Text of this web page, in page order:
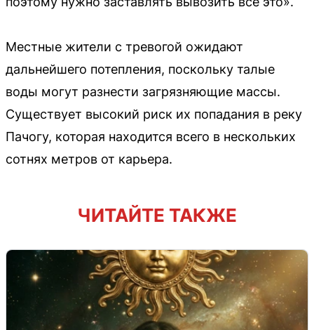
Местные жители с тревогой ожидают
дальнейшего потепления, поскольку талые
воды могут разнести загрязняющие массы.
Существует высокий риск их попадания в реку
Пачогу, которая находится всего в нескольких
сотнях метров от карьера.
ЧИТАЙТЕ ТАКЖЕ